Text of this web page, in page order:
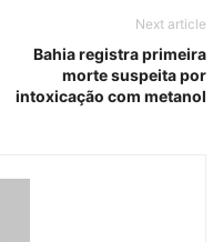
Next article
Bahia registra primeira
morte suspeita por
intoxicação com metanol